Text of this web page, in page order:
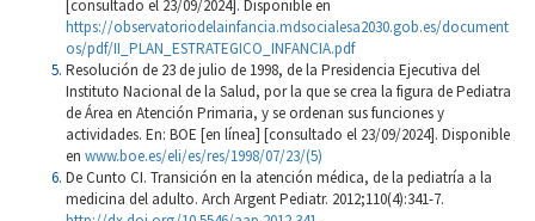
[consultado el 23/09/2024]. Disponible en
https://observatoriodelainfancia.mdsocialesa2030.gob.es/document
os/pdf/II_PLAN_ESTRATEGICO_INFANCIA.pdf
Resolución de 23 de julio de 1998, de la Presidencia Ejecutiva del
Instituto Nacional de la Salud, por la que se crea la figura de Pediatra
de Área en Atención Primaria, y se ordenan sus funciones y
actividades. En: BOE [en línea] [consultado el 23/09/2024]. Disponible
en www.boe.es/eli/es/res/1998/07/23/(5)
De Cunto CI. Transición en la atención médica, de la pediatría a la
medicina del adulto. Arch Argent Pediatr. 2012;110(4):341-7.